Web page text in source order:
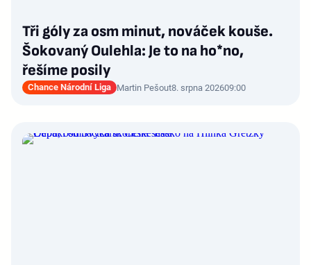
Tři góly za osm minut, nováček kouše.
Šokovaný Oulehla: Je to na ho*no,
řešíme posily
Chance Národní Liga Martin Pešout8. srpna 202609:00